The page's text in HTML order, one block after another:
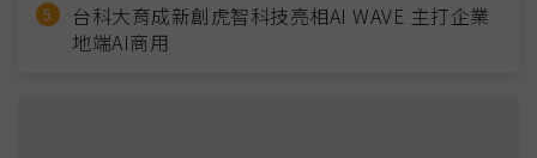
台科大育成新創虎智科技亮相AI WAVE 主打企業
地端AI商用